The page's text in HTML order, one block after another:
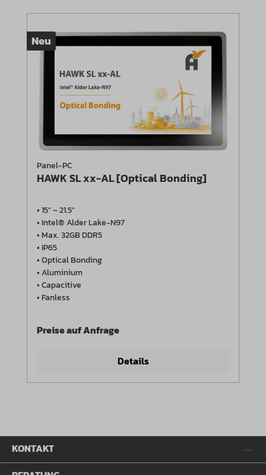
Neu
Panel-PC
HAWK SL xx-AL [Optical Bonding]
• 15" ~ 21.5"
• Intel® Alder Lake-N97
• Max. 32GB DDR5
• IP65
• Optical Bonding
• Aluminium
• Capacitive
• Fanless
Preise auf Anfrage
Details
KONTAKT